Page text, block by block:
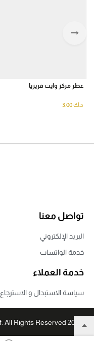
عطر مركز وايت فريزيا
د.ك
تواصل معنا
البريد الإلكتروني
خدمة الواتساب
خدمة العملاء
سياسة الاستبدال و الاسترجاع
© 2022 Zohoor Alreef. All Rights Reserved.